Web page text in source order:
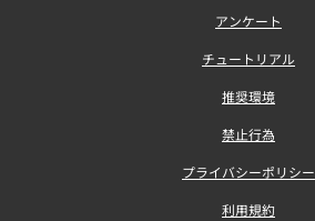
アンケート
チュートリアル
推奨環境
禁止行為
プライバシーポリシー
利用規約